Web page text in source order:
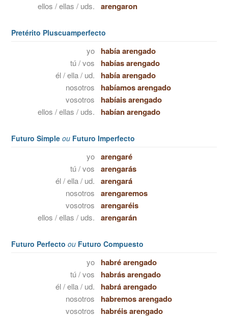
ellos / ellas / uds. arengaron
Pretérito Pluscuamperfecto
yo había arengado
tú / vos habías arengado
él / ella / ud. había arengado
nosotros habíamos arengado
vosotros habíais arengado
ellos / ellas / uds. habían arengado
Futuro Simple ou Futuro Imperfecto
yo arengaré
tú / vos arengarás
él / ella / ud. arengará
nosotros arengaremos
vosotros arengaréis
ellos / ellas / uds. arengarán
Futuro Perfecto ou Futuro Compuesto
yo habré arengado
tú / vos habrás arengado
él / ella / ud. habrá arengado
nosotros habremos arengado
vosotros habréis arengado